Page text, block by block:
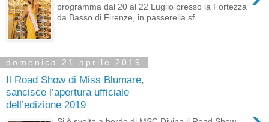
programma dal 20 al 22 Luglio presso la Fortezza
da Basso di Firenze, in passerella sf...
domenica 21 aprile 2019
Il Road Show di Miss Blumare,
sancisce l’apertura ufficiale
dell’edizione 2019